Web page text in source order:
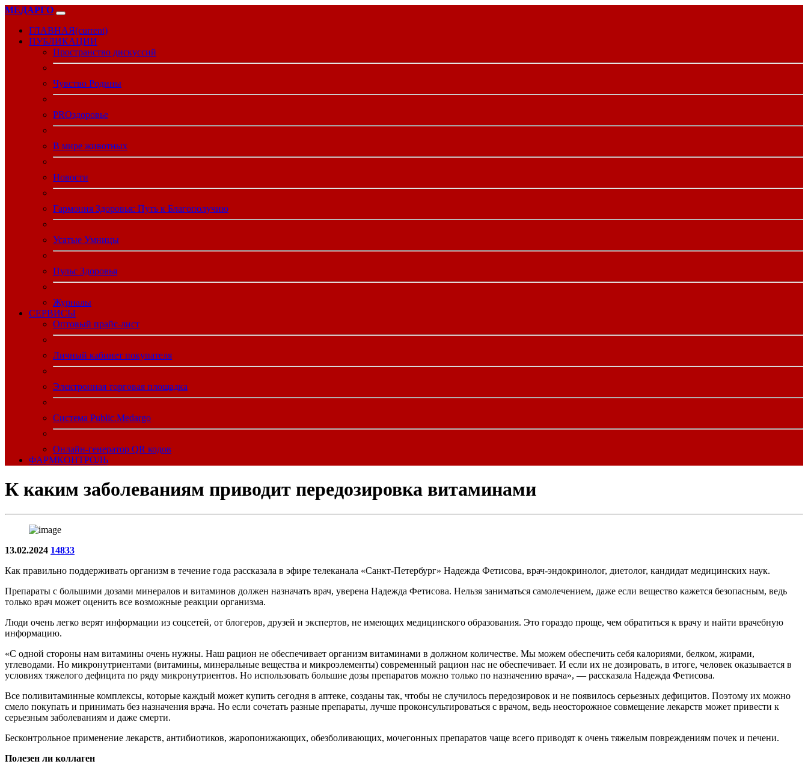
МЕДАРГО
ГЛАВНАЯ(current)
ПУБЛИКАЦИИ
Пространство дискуссий
Чувство Родины
PROздоровье
В мире животных
Новости
Гармония Здоровья: Путь к Благополучию
Усатые Умницы
Пульс Здоровья
Журналы
CЕРВИСЫ
Оптовый прайс-лист
Личный кабинет покупателя
Электронная торговая площадка
Система Public.Medargo
Онлайн-генератор QR кодов
ФАРМКОНТРОЛЬ
К каким заболеваниям приводит передозировка витаминами
13.02.2024 14833
Как правильно поддерживать организм в течение года рассказала в эфире телеканала «Санкт-Петербург» Надежда Фетисова, врач-эндокринолог, диетолог, кандидат медицинских наук.
Препараты с большими дозами минералов и витаминов должен назначать врач, уверена Надежда Фетисова. Нельзя заниматься самолечением, даже если вещество кажется безопасным, ведь
только врач может оценить все возможные реакции организма.
Люди очень легко верят информации из соцсетей, от блогеров, друзей и экспертов, не имеющих медицинского образования. Это гораздо проще, чем обратиться к врачу и найти врачебную
информацию.
«С одной стороны нам витамины очень нужны. Наш рацион не обеспечивает организм витаминами в должном количестве. Мы можем обеспечить себя калориями, белком, жирами,
углеводами. Но микронутриентами (витамины, минеральные вещества и микроэлементы) современный рацион нас не обеспечивает. И если их не дозировать, в итоге, человек оказывается в
условиях тяжелого дефицита по ряду микронутриентов. Но использовать большие дозы препаратов можно только по назначению врача», — рассказала Надежда Фетисова.
Все поливитаминные комплексы, которые каждый может купить сегодня в аптеке, созданы так, чтобы не случилось передозировок и не появилось серьезных дефицитов. Поэтому их можно
смело покупать и принимать без назначения врача. Но если сочетать разные препараты, лучше проконсультироваться с врачом, ведь неосторожное совмещение лекарств может привести к
серьезным заболеваниям и даже смерти.
Бесконтрольное применение лекарств, антибиотиков, жаропонижающих, обезболивающих, мочегонных препаратов чаще всего приводят к очень тяжелым повреждениям почек и печени.
Полезен ли коллаген